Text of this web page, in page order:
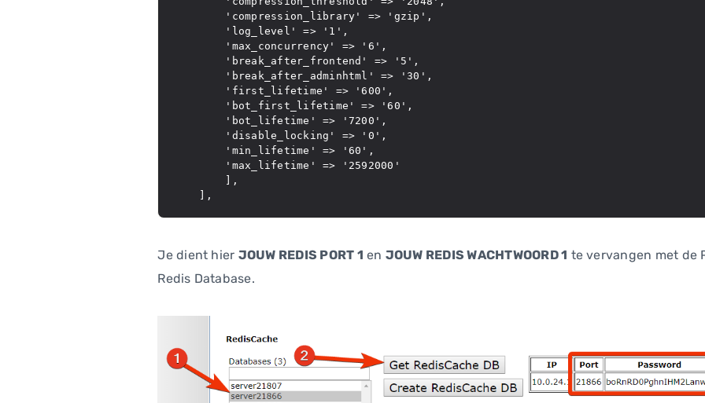
        'compression_library' => 'gzip',
        'log_level' => '1',
        'max_concurrency' => '6',
        'break_after_frontend' => '5',
        'break_after_adminhtml' => '30',
        'first_lifetime' => '600',
        'bot_first_lifetime' => '60',
        'bot_lifetime' => '7200',
        'disable_locking' => '0',
        'min_lifetime' => '60',
        'max_lifetime' => '2592000'
        ],
Je dient hier JOUW REDIS PORT 1 en JOUW REDIS WACHTWOORD 1 te vervangen met de
Redis Database.